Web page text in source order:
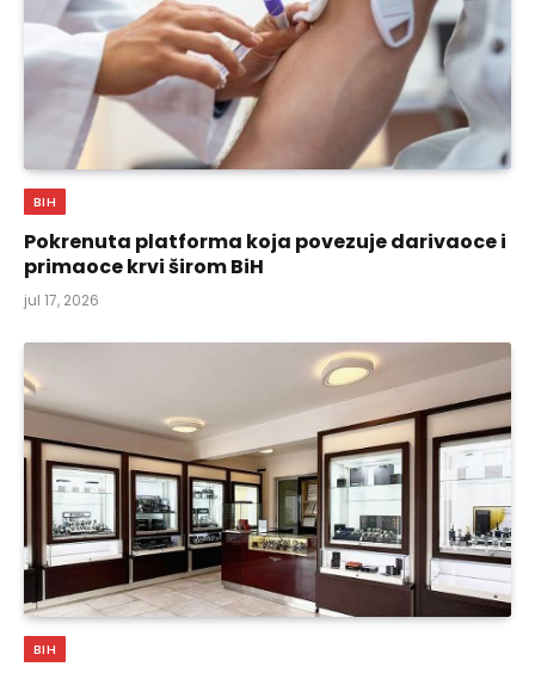
BIH
Pokrenuta platforma koja povezuje darivaoce i
primaoce krvi širom BiH
jul 17, 2026
BIH